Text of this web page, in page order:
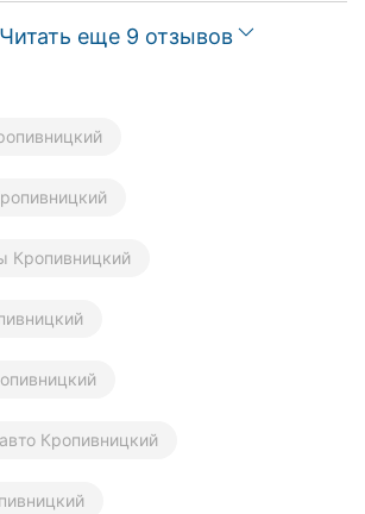
Читать еще 9 отзывов
Кропивницкий
Кропивницкий